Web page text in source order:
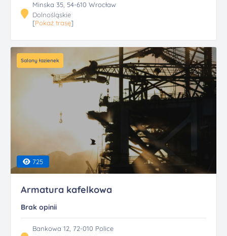
Minska 35, 54-610 Wrocław
Dolnośląskie
[Pokaż trasę]
Salony łazienek
725
Armatura kafelkowa
Brak opinii
Bankowa 12, 72-010 Police